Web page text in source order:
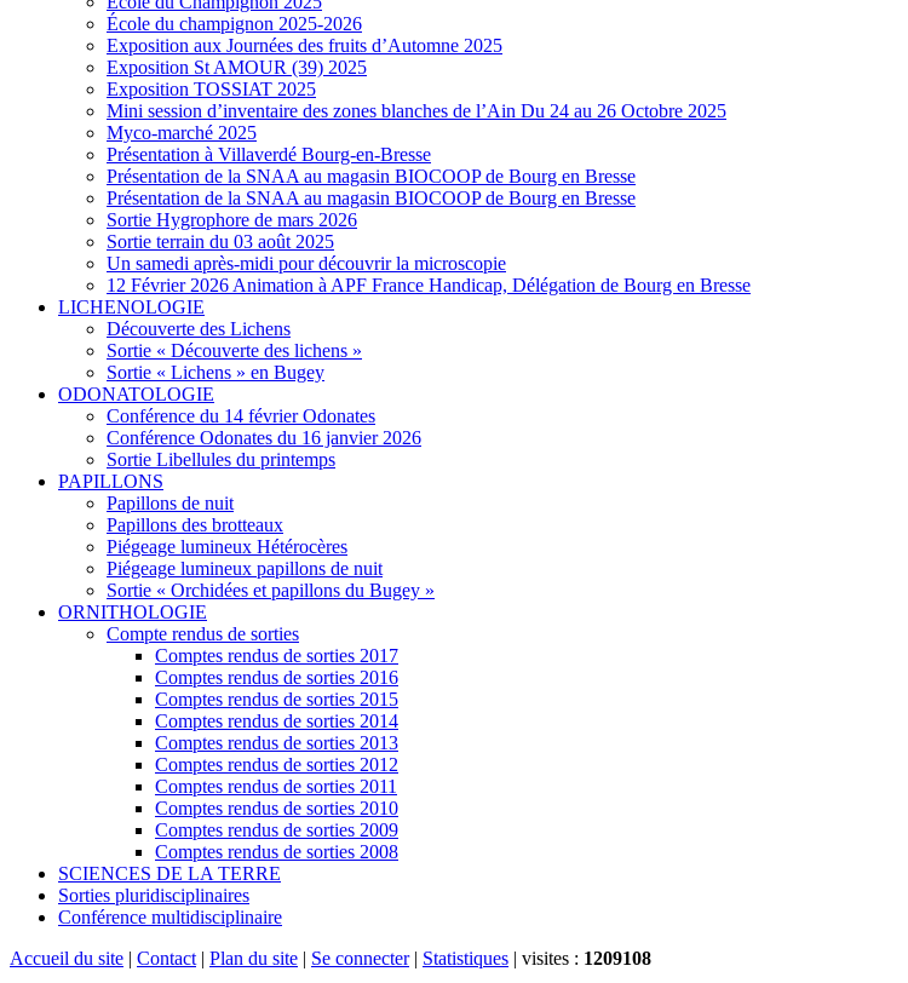
École du champignon 2025-2026
Exposition aux Journées des fruits d’Automne 2025
Exposition St AMOUR (39) 2025
Exposition TOSSIAT 2025
Mini session d’inventaire des zones blanches de l’Ain Du 24 au 26 Octobre 2025
Myco-marché 2025
Présentation à Villaverdé Bourg-en-Bresse
Présentation de la SNAA au magasin BIOCOOP de Bourg en Bresse
Présentation de la SNAA au magasin BIOCOOP de Bourg en Bresse
Sortie Hygrophore de mars 2026
Sortie terrain du 03 août 2025
Un samedi après-midi pour découvrir la microscopie
12 Février 2026 Animation à APF France Handicap, Délégation de Bourg en Bresse
LICHENOLOGIE
Découverte des Lichens
Sortie « Découverte des lichens »
Sortie « Lichens » en Bugey
ODONATOLOGIE
Conférence du 14 février Odonates
Conférence Odonates du 16 janvier 2026
Sortie Libellules du printemps
PAPILLONS
Papillons de nuit
Papillons des brotteaux
Piégeage lumineux Hétérocères
Piégeage lumineux papillons de nuit
Sortie « Orchidées et papillons du Bugey »
ORNITHOLOGIE
Compte rendus de sorties
Comptes rendus de sorties 2017
Comptes rendus de sorties 2016
Comptes rendus de sorties 2015
Comptes rendus de sorties 2014
Comptes rendus de sorties 2013
Comptes rendus de sorties 2012
Comptes rendus de sorties 2011
Comptes rendus de sorties 2010
Comptes rendus de sorties 2009
Comptes rendus de sorties 2008
SCIENCES DE LA TERRE
Sorties pluridisciplinaires
Conférence multidisciplinaire
Accueil du site | Contact | Plan du site | Se connecter| Statistiques | visites : 1209108